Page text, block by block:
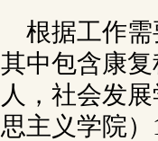
根据工作
其中包含康
人，社会发
思主义学院）